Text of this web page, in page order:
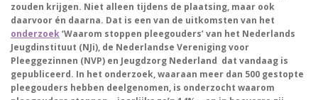
zouden krijgen. Niet alleen tijdens de plaatsing, maar ook
daarvoor én daarna. Dat is een van de uitkomsten van het
onderzoek‘Waarom stoppen pleegouders’ van het Nederlands
Jeugdinstituut (NJi), de Nederlandse Vereniging voor
Pleeggezinnen (NVP) en Jeugdzorg Nederland dat vandaag is
gepubliceerd. In het onderzoek, waaraan meer dan 500 gestopte
pleegouders hebben deelgenomen, is onderzocht waarom